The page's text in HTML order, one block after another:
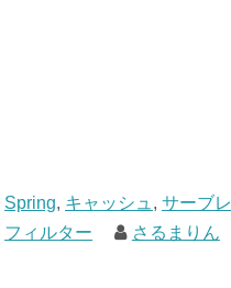
Spring, キャッシュ , サーブレ
フィルター さるまりん